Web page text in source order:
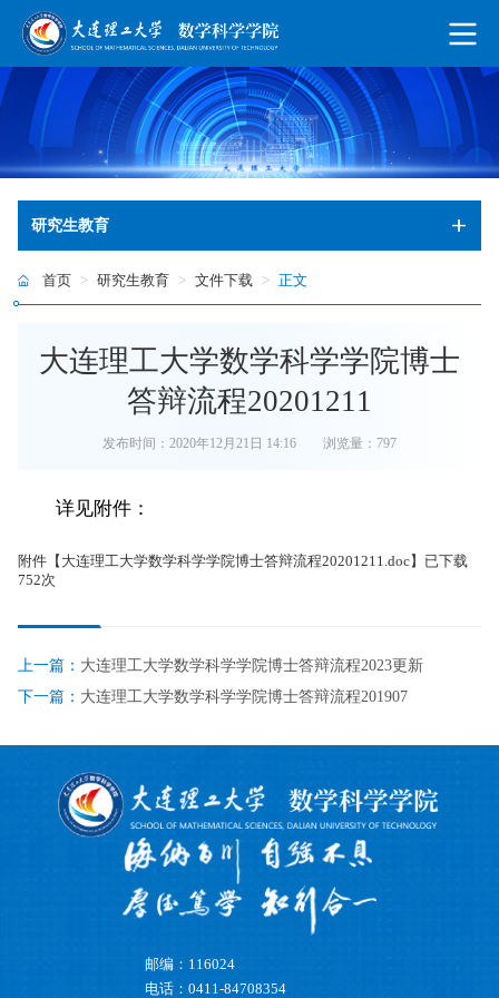
研究生教育
首页 > 研究生教育 > 文件下载 > 正文
大连理工大学数学科学学院博士
答辩流程20201211
发布时间：2020年12月21日 14:16 浏览量： 797
详见附件：
附件【 大连理工大学数学科学学院博士答辩流程20201211.doc】已下载
752次
上一篇： 大连理工大学数学科学学院博士答辩流程2023更新
下一篇： 大连理工大学数学科学学院博士答辩流程201907
邮编：116024
电话：0411-84708354